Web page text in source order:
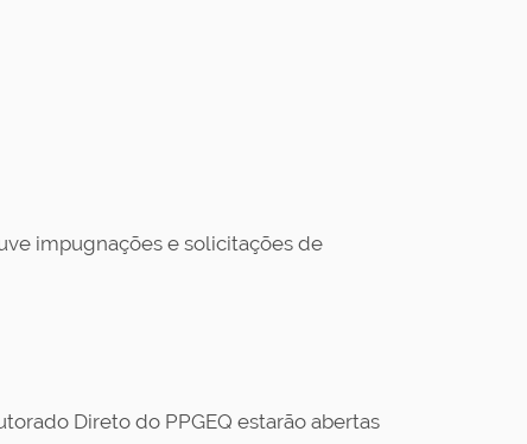
impugnações e solicitações de
Direto do PPGEQ estarão abertas